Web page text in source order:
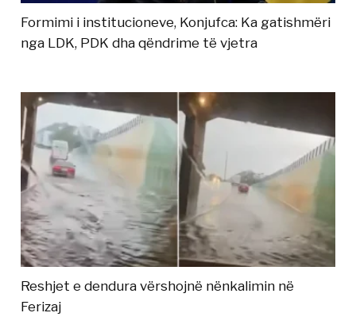
Formimi i institucioneve, Konjufca: Ka gatishmëri
nga LDK, PDK dha qëndrime të vjetra
Reshjet e dendura vërshojnë nënkalimin në
Ferizaj